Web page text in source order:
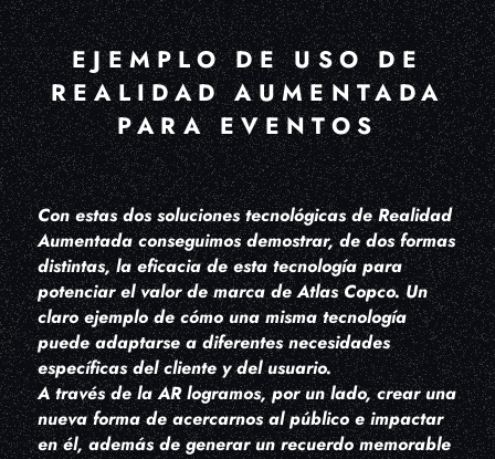
EJEMPLO DE USO DE
REALIDAD AUMENTADA
PARA EVENTOS
Con estas dos soluciones tecnológicas de Realidad
Aumentada conseguimos demostrar, de dos formas
distintas, la eficacia de esta tecnología para
potenciar el valor de marca de Atlas Copco. Un
claro ejemplo de cómo una misma tecnología
puede adaptarse a diferentes necesidades
específicas del cliente y del usuario.
A través de la AR logramos, por un lado, crear una
nueva forma de acercarnos al público e impactar
en él, además de generar un recuerdo memorable